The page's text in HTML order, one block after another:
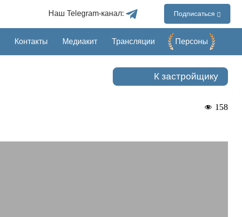
Наш Telegram-канал: Подписаться
Контакты Медиакит Трансляции Перcоны
К застройщику
158